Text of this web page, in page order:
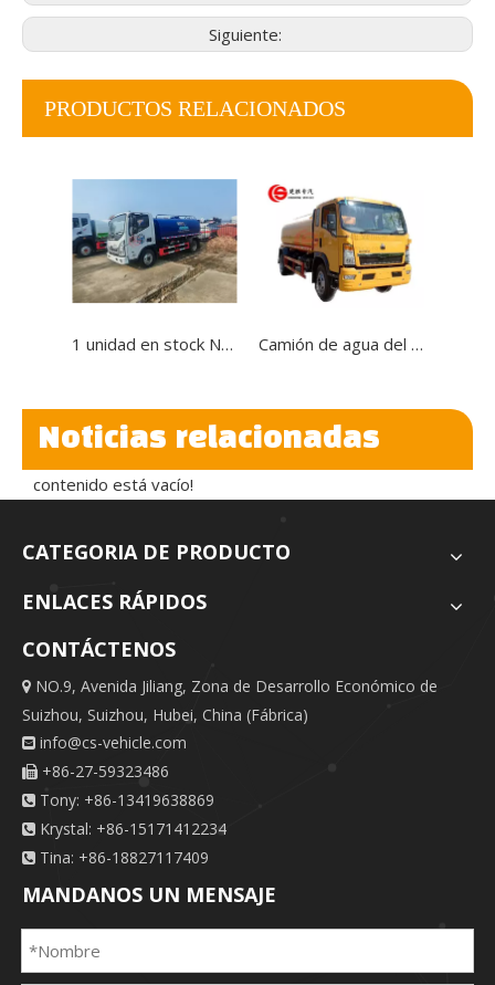
Siguiente:
PRODUCTOS RELACIONADOS
1 unidad en stock Nuevo y práctico camión de agua sanitaria con tanque de acero al carbono anticorrosión | Mangueras de acero transparente | Luces de posición laterales | Modelo de exportación RHD Camión de agua del camión de reparto del agua potable de SINOTRUK HOWO 4x2 5000L 5m3 en venta
Noticias relacionadas
contenido está vacío!
CATEGORIA DE PRODUCTO
ENLACES RÁPIDOS
CONTÁCTENOS
 NO.9, Avenida Jiliang, Zona de Desarrollo Económico de
Suizhou, Suizhou, Hubei, China (Fábrica)
 info@cs-vehicle.com
 +86-27-59323486
 Tony: +86-13419638869
 Krystal: +86-15171412234
 Tina: +86-18827117409
MANDANOS UN MENSAJE